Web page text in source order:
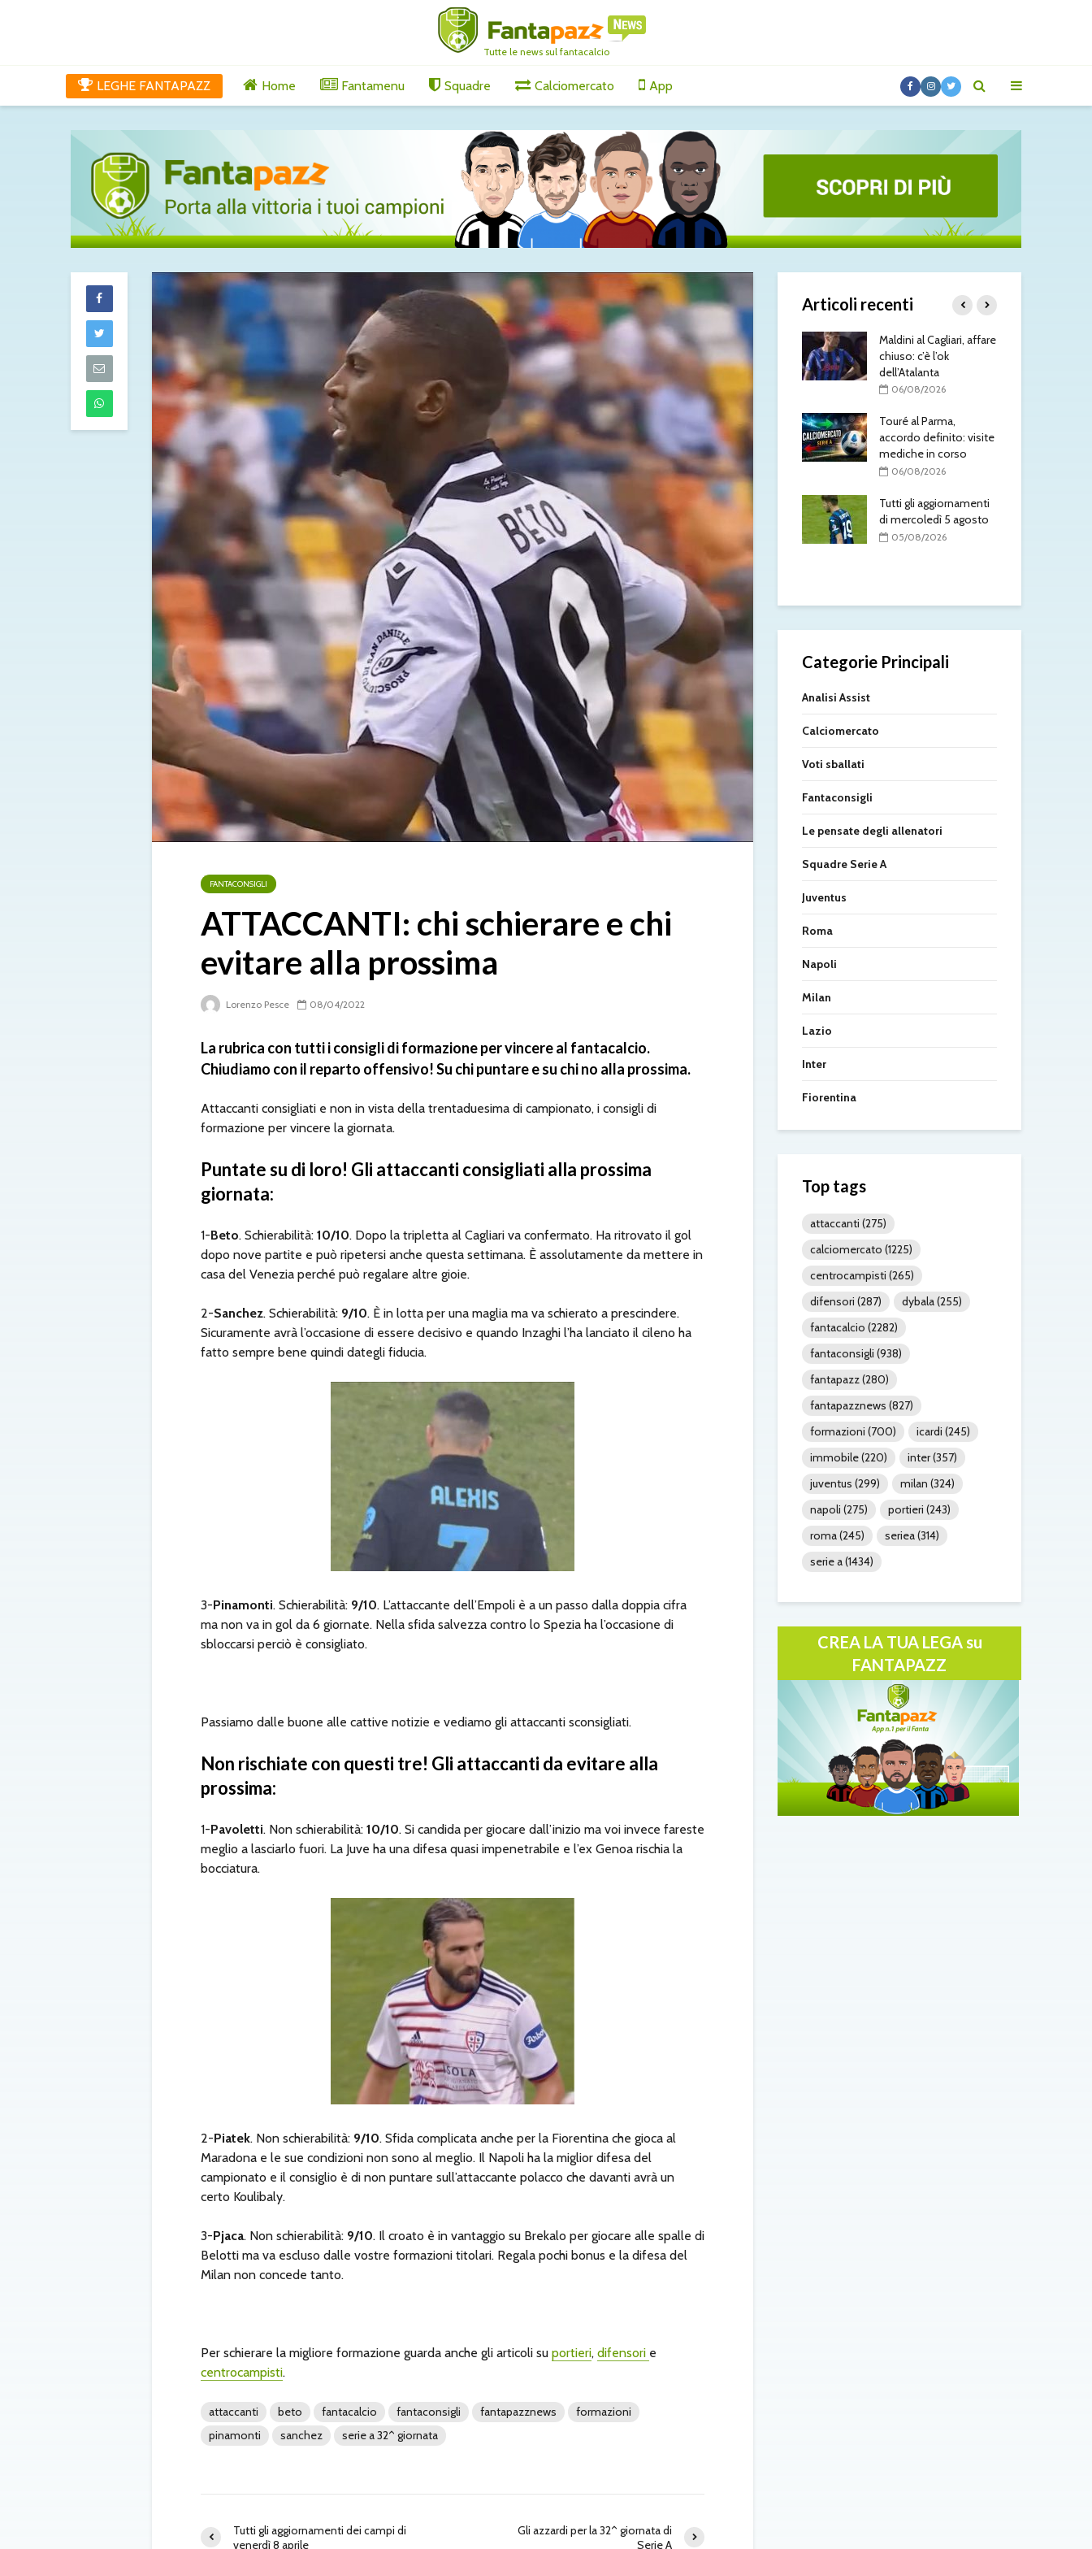
Tutte le news sul fantacalcio
LEGHE FANTAPAZZ Home Fantamenu Squadre Calciomercato App
FANTACONSIGLI
ATTACCANTI: chi schierare e chi
evitare alla prossima
Lorenzo Pesce 08/04/2022
La rubrica con tutti i consigli di formazione per vincere al fantacalcio.
Chiudiamo con il reparto offensivo! Su chi puntare e su chi no alla prossima.
Attaccanti consigliati e non in vista della trentaduesima di campionato, i consigli di
formazione per vincere la giornata.
Puntate su di loro! Gli attaccanti consigliati alla prossima
giornata:
1-Beto. Schierabilità: 10/10. Dopo la tripletta al Cagliari va confermato. Ha ritrovato il gol
dopo nove partite e può ripetersi anche questa settimana. È assolutamente da mettere in
casa del Venezia perché può regalare altre gioie.
2-Sanchez. Schierabilità: 9/10. È in lotta per una maglia ma va schierato a prescindere.
Sicuramente avrà l’occasione di essere decisivo e quando Inzaghi l’ha lanciato il cileno ha
fatto sempre bene quindi dategli fiducia.
3-Pinamonti. Schierabilità: 9/10. L’attaccante dell’Empoli è a un passo dalla doppia cifra
ma non va in gol da 6 giornate. Nella sfida salvezza contro lo Spezia ha l’occasione di
sbloccarsi perciò è consigliato.
Passiamo dalle buone alle cattive notizie e vediamo gli attaccanti sconsigliati.
Non rischiate con questi tre! Gli attaccanti da evitare alla
prossima:
1-Pavoletti. Non schierabilità: 10/10. Si candida per giocare dall’inizio ma voi invece fareste
meglio a lasciarlo fuori. La Juve ha una difesa quasi impenetrabile e l’ex Genoa rischia la
bocciatura.
2-Piatek. Non schierabilità: 9/10. Sfida complicata anche per la Fiorentina che gioca al
Maradona e le sue condizioni non sono al meglio. Il Napoli ha la miglior difesa del
campionato e il consiglio è di non puntare sull’attaccante polacco che davanti avrà un
certo Koulibaly.
3-Pjaca. Non schierabilità: 9/10. Il croato è in vantaggio su Brekalo per giocare alle spalle di
Belotti ma va escluso dalle vostre formazioni titolari. Regala pochi bonus e la difesa del
Milan non concede tanto.
Per schierare la migliore formazione guarda anche gli articoli su portieri, difensori e
centrocampisti.
attaccanti beto fantacalcio fantaconsigli fantapazznews
formazioni
pinamonti
sanchez serie a 32^ giornata
Tutti gli aggiornamenti dei campi di
venerdì 8 aprile
Gli azzardi per la 32^ giornata di
Serie A
Articoli recenti
Maldini al Cagliari, affare
chiuso: c’è l’ok
dell’Atalanta
06/08/2026
Touré al Parma,
accordo definito: visite
mediche in corso
06/08/2026
Tutti gli aggiornamenti
di mercoledì 5 agosto
Amichevoli, segnali
verso il campionato:
bene Juventus, Napoli e
Lazio, pari Milan-Inter,
ko il Sassuolo
05/08/2026
Touré al Parma:
accordo raggiunto con
l’Atalanta
05/08/2026
Molina alla Roma: è
05/08/2026
Gabriel Jesus, il Napoli
accelera: contatti con
l’Arsenal
06/08/2026
Yan Couto è del Como:
ufficiale il
trasferimento in
prestito
06/08/2026
Milan: Osorio torna nel
mirino
06/08/2026
Maldini al Cagliari, affare
chiuso: c’è l’ok
dell’Atalanta
06/08/2026
Touré al Parma,
accordo definito: visite
mediche in corso
06/08/2026
Tutti gli aggiornamenti
di mercoledì 5 agosto
05/08/2026
Categorie Principali
Analisi Assist
Calciomercato
Voti sballati
Fantaconsigli
Le pensate degli allenatori
Squadre Serie A
Juventus
Roma
Napoli
Milan
Lazio
Inter
Fiorentina
Top tags
attaccanti (275)
calciomercato (1225)
centrocampisti (265)
difensori (287) dybala(255)
fantacalcio (2282)
fantaconsigli (938)
fantapazz(280)
fantapazznews (827)
formazioni (700) icardi (245)
immobile(220) inter(357)
juventus (299) milan (324)
napoli (275) portieri (243)
roma(245) seriea(314)
serie a(1434)
CREA LA TUA LEGA su
FANTAPAZZ